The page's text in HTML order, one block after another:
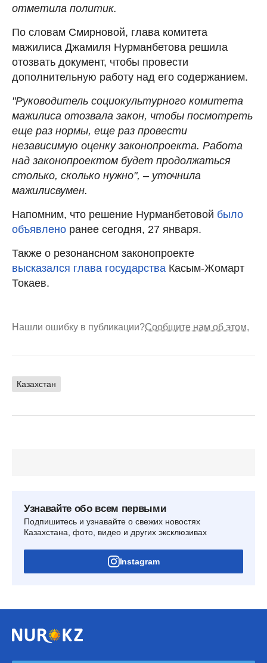
отметила политик.
По словам Смирновой, глава комитета
мажилиса Джамиля Нурманбетова решила
отозвать документ, чтобы провести
дополнительную работу над его содержанием.
"Руководитель социокультурного комитета
мажилиса отозвала закон, чтобы посмотреть
еще раз нормы, еще раз провести
независимую оценку законопроекта. Работа
над законопроектом будет продолжаться
столько, сколько нужно", – уточнила
мажилисвумен.
Напомним, что решение Нурманбетовой было
объявлено ранее сегодня, 27 января.
Также о резонансном законопроекте
высказался глава государства Касым-Жомарт
Токаев.
Нашли ошибку в публикации?Сообщите нам об этом.
Казахстан
Узнавайте обо всем первыми
Подпишитесь и узнавайте о свежих новостях
Казахстана, фото, видео и других эксклюзивах
Instagram